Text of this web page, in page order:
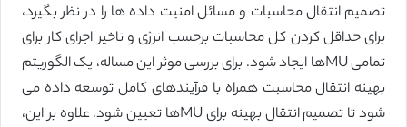
تصمیم انتقال محاسبات و مسائل امنیت داده ها را در نظر بگیرد،
برای حداقل کردن کل محاسبات برحسب انرژی و تاخیر اجرای کار برای
تمامی MUها ایجاد شود. برای بررسی موثر این مساله، یک الگوریتم
بهینه انتقال محاسبت همراه با فرآیندهای کامل توسعه داده می
شود تا تصمیم انتقال بهینه برای MUها تعیین شود. علاوه بر این،